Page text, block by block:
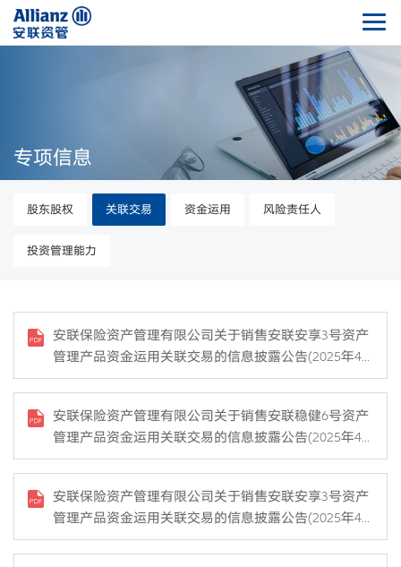
专项信息
股东股权 关联交易 资金运用 风险责任人
投资管理能力
安联保险资产管理有限公司关于销售安联安享3号资产
管理产品资金运用关联交易的信息披露公告(2025年44
号）
安联保险资产管理有限公司关于销售安联稳健6号资产
管理产品资金运用关联交易的信息披露公告(2025年43
号）
安联保险资产管理有限公司关于销售安联安享3号资产
管理产品资金运用关联交易的信息披露公告(2025年42
号）